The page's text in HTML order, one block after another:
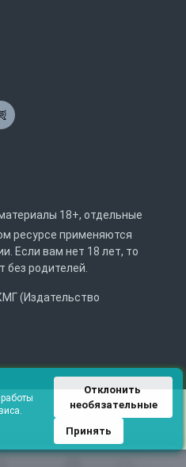
18+, отдельные
ресурсе применяются
Если вам нет 18 лет, то
родителей.
(Издательство
Отклонить
необязательные
Принять